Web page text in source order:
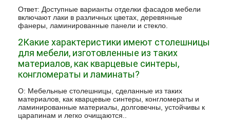
Ответ: Доступные варианты отделки фасадов мебели
включают лаки в различных цветах, деревянные
фанеры, ламинированные панели и стекло.
2Какие характеристики имеют столешницы
для мебели, изготовленные из таких
материалов, как кварцевые синтеры,
конгломераты и ламинаты?
О: Мебельные столешницы, сделанные из таких
материалов, как кварцевые синтеры, конгломераты и
ламинированные материалы, долговечны, устойчивы к
царапинам и легко очищаются..